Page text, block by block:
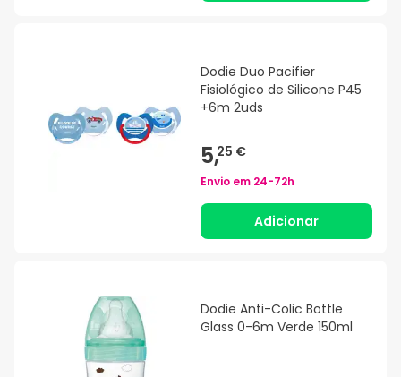
Dodie Duo Pacifier
Fisiológico de Silicone P45
+6m 2uds
5,25 €
Envio em 24-72h
Adicionar
Dodie Anti-Colic Bottle
Glass 0-6m Verde 150ml